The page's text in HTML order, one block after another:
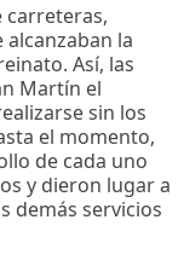
carreteras,
la
Así, las
Martín el
sin los
el momento,
de cada uno
y dieron lugar a
demás servicios